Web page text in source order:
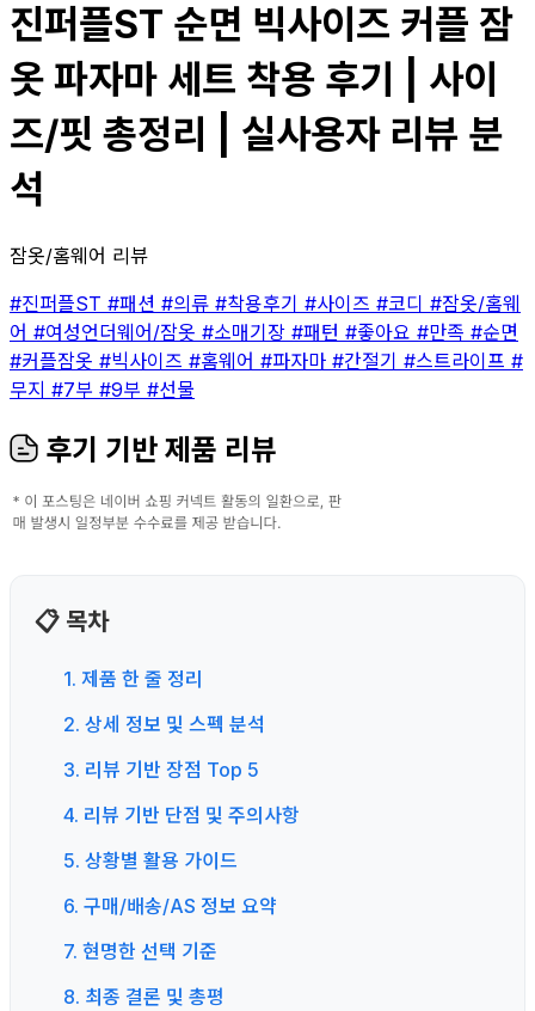
진퍼플ST 순면 빅사이즈 커플 잠
옷 파자마 세트 착용 후기 | 사이
즈/핏 총정리 | 실사용자 리뷰 분
석
잠옷/홈웨어 리뷰
#진퍼플ST #패션 #의류 #착용후기 #사이즈 #코디 #잠옷/홈웨
어 #여성언더웨어/잠옷 #소매기장 #패턴 #좋아요 #만족 #순면
#커플잠옷 #빅사이즈 #홈웨어 #파자마 #간절기 #스트라이프 #
무지 #7부 #9부 #선물
후기 기반 제품 리뷰
📋 목차
1. 제품 한 줄 정리
2. 상세 정보 및 스펙 분석
3. 리뷰 기반 장점 Top 5
4. 리뷰 기반 단점 및 주의사항
5. 상황별 활용 가이드
6. 구매/배송/AS 정보 요약
7. 현명한 선택 기준
8. 최종 결론 및 총평